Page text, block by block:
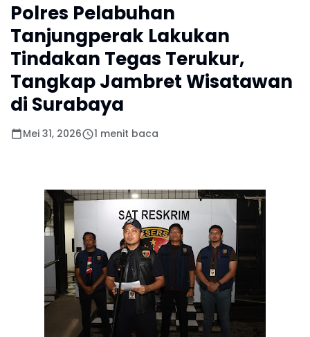
Polres Pelabuhan
Tanjungperak Lakukan
Tindakan Tegas Terukur,
Tangkap Jambret Wisatawan
di Surabaya
Mei 31, 2026 1 menit baca